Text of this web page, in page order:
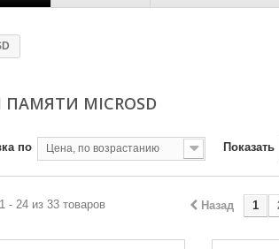
MICROSD
по Цена, по возрастанию Показать
Назад 1
- 24 из 33 товаров